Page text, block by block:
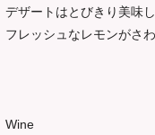
デザートはとびきり美味
フレッシュなレモンがさ
Wine